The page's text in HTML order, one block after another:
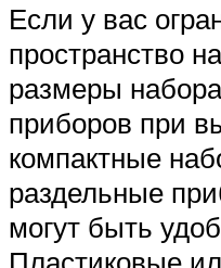
Если у вас
пространство
размеры
приборов при
компактные
раздельные
могут быть